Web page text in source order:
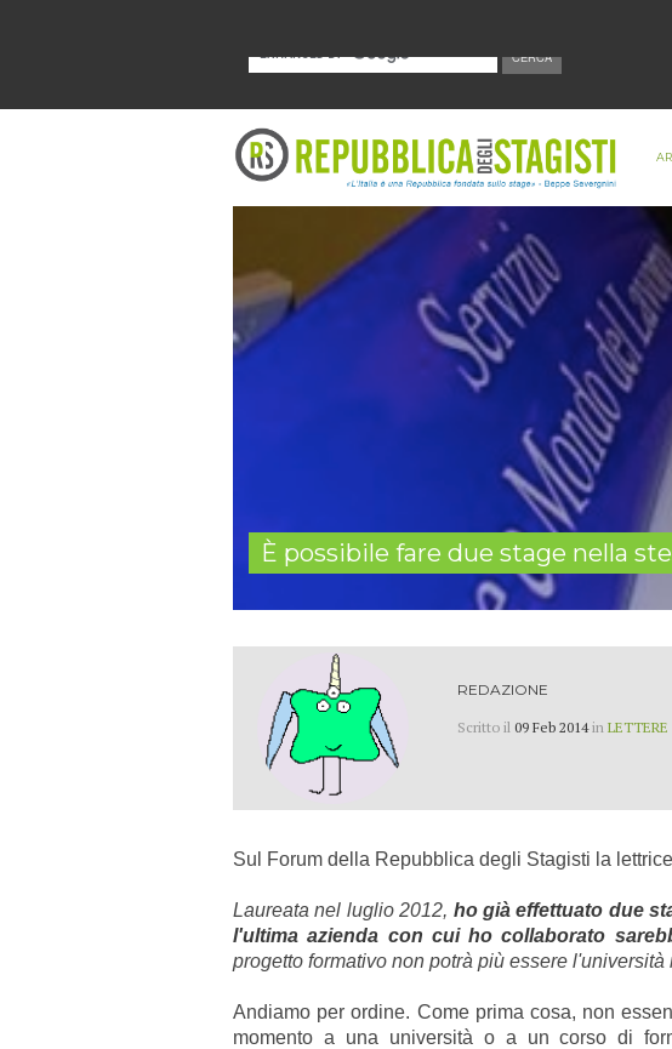
È possibile fare due stage nella
REDAZIONE
Scritto il 09 Feb 2014in LETTERE
Sul Forum della Repubblica degli Stagisti la
Laureata nel luglio 2012, ho già effettuato due
l'ultima azienda con cui ho collaborato
progetto formativo non potrà più essere
Andiamo per ordine. Come prima cosa, non
momento a una università o a un corso di